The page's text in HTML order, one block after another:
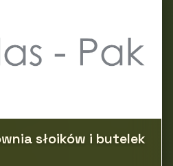
słoików i butelek